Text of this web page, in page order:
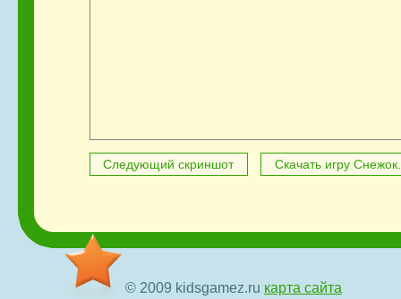
Следующий скриншот Скачать игру
© 2009 kidsgamez.ru карта сайта